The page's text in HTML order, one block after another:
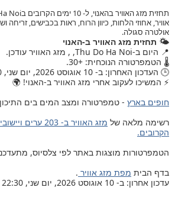
אוויר, אחוזי הלחות, כיוון הרוח, ראות בכבישים,
אולטרה סגולה.
🌤️ תחזית מזג האוויר ב-האנוי
📍 היום ב-Thu Do Ha Noi, , מזג האוויר עודכן.
🌡️ הטמפרטורה הנוכחית: +30.
🕒 העדכון האחרון: ב- 10 אוגוסט 2026, יום שני, 22:30.
⚡ המשיכו לעקוב אחרי מזג האוויר ב-האנוי! 🌍
חופים בארץ - טמפרטורה ומצב המים בים
רשימה מלאה של
הקרובים.
הטמפרטורות מוצגות באתר לפי צלסיוס, מתעדכנות כל
בדף הבית מפת מזג אוויר .
עדכון אחרון: ב- 10 אוגוסט 2026, יום שני, 22:30